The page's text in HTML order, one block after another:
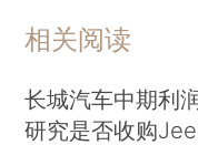
相关阅读
长城汽车中期利
研究是否收购